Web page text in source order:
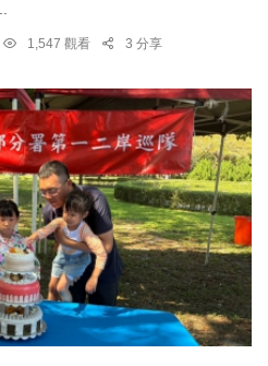
1,547 觀看 3 分享